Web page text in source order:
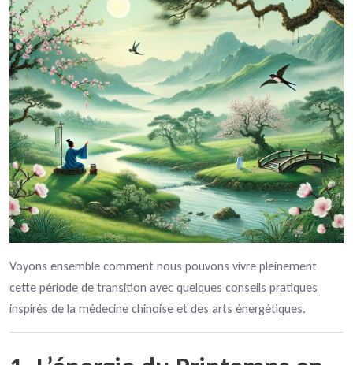
Voyons ensemble comment nous pouvons vivre pleinement
cette période de transition avec quelques conseils pratiques
inspirés de la médecine chinoise et des arts énergétiques.